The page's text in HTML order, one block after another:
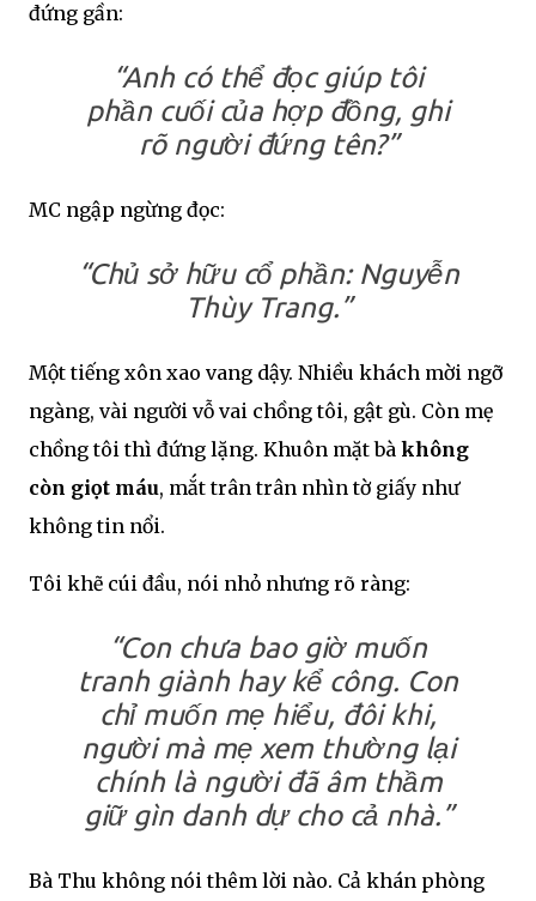
đứng gần:
“Anh có thể đọc giúp tôi
phần cuối của hợp đồng, ghi
rõ người đứng tên?”
MC ngập ngừng đọc:
“Chủ sở hữu cổ phần: Nguyễn
Thùy Trang.”
Một tiếng xôn xao vang dậy. Nhiều khách mời ngỡ
ngàng, vài người vỗ vai chồng tôi, gật gù. Còn mẹ
chồng tôi thì đứng lặng. Khuôn mặt bà không
còn giọt máu, mắt trân trân nhìn tờ giấy như
không tin nổi.
Tôi khẽ cúi đầu, nói nhỏ nhưng rõ ràng:
“Con chưa bao giờ muốn
tranh giành hay kể công. Con
chỉ muốn mẹ hiểu, đôi khi,
người mà mẹ xem thường lại
chính là người đã âm thầm
giữ gìn danh dự cho cả nhà.”
Bà Thu không nói thêm lời nào. Cả khán phòng